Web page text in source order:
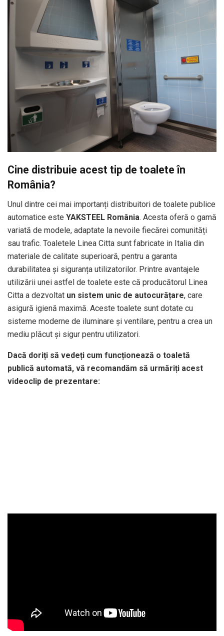
Cine distribuie acest tip de toalete în
România?
Unul dintre cei mai importanți distribuitori de toalete publice
automatice este YAKSTEEL România. Acesta oferă o gamă
variată de modele, adaptate la nevoile fiecărei comunități
sau trafic. Toaletele Linea Citta sunt fabricate in Italia din
materiale de calitate superioară, pentru a garanta
durabilitatea și siguranța utilizatorilor. Printre avantajele
utilizării unei astfel de toalete este că producătorul Linea
Citta a dezvoltat un sistem unic de autocurățare, care
asigură igienă maximă. Aceste toalete sunt dotate cu
sisteme moderne de iluminare și ventilare, pentru a crea un
mediu plăcut și sigur pentru utilizatori.
Dacă doriți să vedeți cum funcționează o toaletă
publică automată, vă recomandăm să urmăriți acest
videoclip de prezentare: